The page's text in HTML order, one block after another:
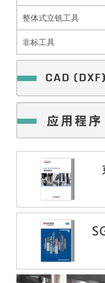
整体式立铣工具
非标工具